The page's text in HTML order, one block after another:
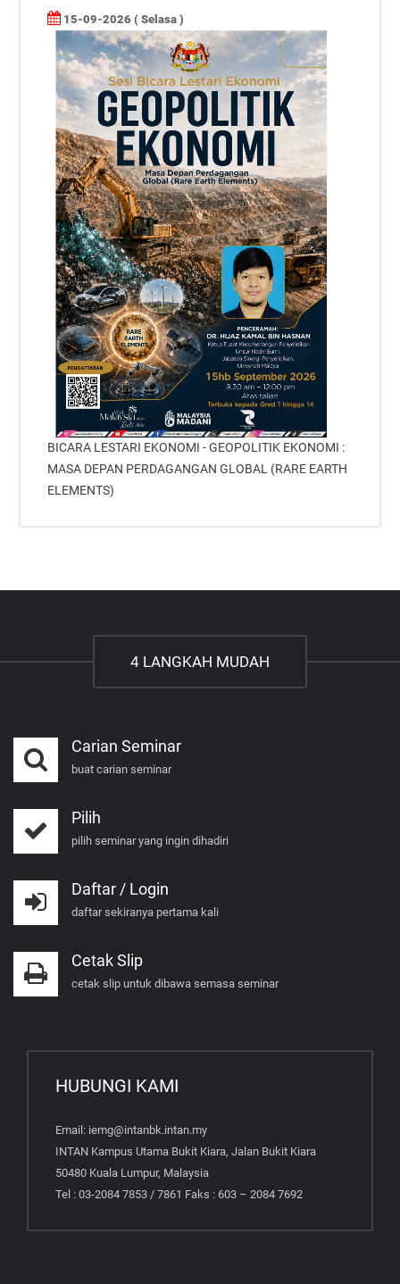
15-09-2026 ( Selasa )
BICARA LESTARI EKONOMI - GEOPOLITIK EKONOMI :
MASA DEPAN PERDAGANGAN GLOBAL (RARE EARTH
ELEMENTS)
4 LANGKAH MUDAH
Carian Seminar
buat carian seminar
Pilih
pilih seminar yang ingin dihadiri
Daftar / Login
daftar sekiranya pertama kali
Cetak Slip
cetak slip untuk dibawa semasa seminar
HUBUNGI KAMI
Email: iemg@intanbk.intan.my
INTAN Kampus Utama Bukit Kiara, Jalan Bukit Kiara
50480 Kuala Lumpur, Malaysia
Tel : 03-2084 7853 / 7861 Faks : 603 – 2084 7692